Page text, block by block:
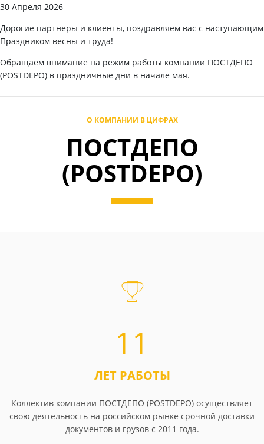
30 Апреля 2026
Дорогие партнеры и клиенты, поздравляем вас с наступающим
Праздником весны и труда!
Обращаем внимание на режим работы компании ПОСТДЕПО
(POSTDEPO) в праздничные дни в начале мая.
О КОМПАНИИ В ЦИФРАХ
ПОСТДЕПО
(POSTDEPO)
11
ЛЕТ РАБОТЫ
Коллектив компании ПОСТДЕПО (POSTDEPO) осуществляет
свою деятельность на российском рынке срочной доставки
документов и грузов с 2011 года.